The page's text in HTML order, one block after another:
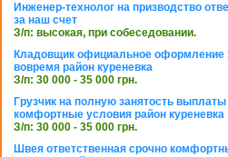
Инженер-технолог на призводство
за наш счет
З/п: высокая, при собеседовании.
Кладовщик официальное
вовремя район куреневка
З/п: 30 000 - 35 000 грн.
Грузчик на полную занятость
комфортные условия район куреневка
З/п: 30 000 - 35 000 грн.
Швея ответственная срочно